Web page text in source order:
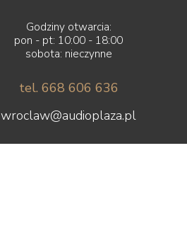
Godziny otwarcia:
pon - pt: 10:00 - 18:00
sobota: nieczynne
tel. 668 606 636
wroclaw@audioplaza.pl